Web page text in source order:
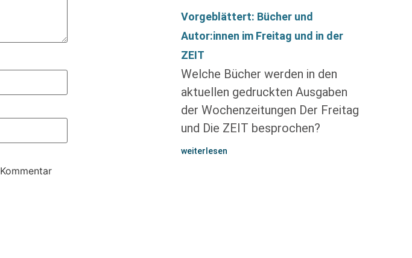
Vorgeblättert: Bücher und
Autor:innen im Freitag und in der
ZEIT
Welche Bücher werden in den
aktuellen gedruckten Ausgaben
der Wochenzeitungen Der Freitag
und Die ZEIT besprochen?
weiterlesen